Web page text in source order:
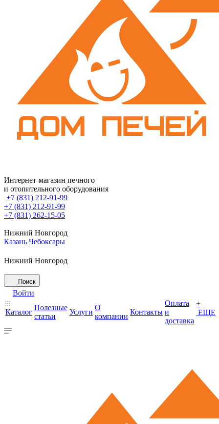
Интернет-магазин печного
и отопительного оборудования
+7 (831) 212-91-99
+7 (831) 212-91-99
+7 (831) 262-15-05
Нижний Новгород
Казань Чебоксары
Нижний Новгород
Поиск
Войти
Каталог
Полезные
статьи
Услуги
О
компании
Контакты
Оплата
и
доставка
+
ЕЩЕ